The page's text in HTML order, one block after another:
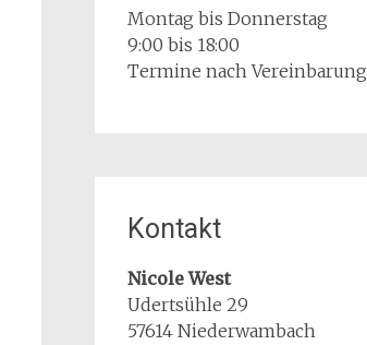
Montag bis Donnerstag
9:00 bis 18:00
Termine nach Vereinbarung
Kontakt
Nicole West
Udertsühle 29
57614 Niederwambach